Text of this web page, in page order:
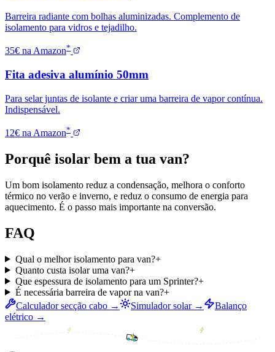
Barreira radiante com bolhas aluminizadas. Complemento de
isolamento para vidros e tejadilho.
35€ na Amazon*
Fita adesiva alumínio 50mm
Para selar juntas de isolante e criar uma barreira de vapor contínua.
Indispensável.
12€ na Amazon*
Porquê isolar bem a tua van?
Um bom isolamento reduz a condensação, melhora o conforto
térmico no verão e inverno, e reduz o consumo de energia para
aquecimento. É o passo mais importante na conversão.
FAQ
Qual o melhor isolamento para van?+
Quanto custa isolar uma van?+
Que espessura de isolamento para um Sprinter?+
É necessária barreira de vapor na van?+
Calculador secção cabo →
Simulador solar →
Balanço
elétrico →